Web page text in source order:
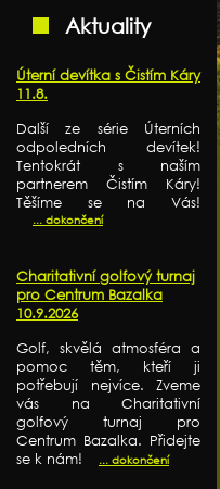
Aktuality
Úterní devítka s Čistím Káry
11.8.
Další ze série Úterních
odpoledních devítek!
Tentokrát s naším
partnerem Čistím Káry!
Těšíme se na Vás!
... dokončení
Charitativní golfový turnaj
pro Centrum Bazalka
10.9.2026
Golf, skvělá atmosféra a
pomoc těm, kteří ji
potřebují nejvíce. Zveme
vás na Charitativní
golfový turnaj pro
Centrum Bazalka. Přidejte
se k nám!
... dokončení